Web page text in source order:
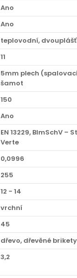
Ano
Ano
teplovodní,
11
5mm plech
šamot
150
Ano
EN 13229, BImSchV –
Verte
0,0996
255
12 - 14
vrchní
45
dřevo, dřevěné brikety
3,2